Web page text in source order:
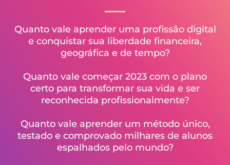
Quanto vale aprender uma profissão digital
e conquistar sua liberdade financeira,
geográfica e de tempo?
Quanto vale começar 2023 com o plano
certo para transformar sua vida e ser
reconhecida profissionalmente?
Quanto vale aprender um método único,
testado e comprovado milhares de alunos
espalhados pelo mundo?